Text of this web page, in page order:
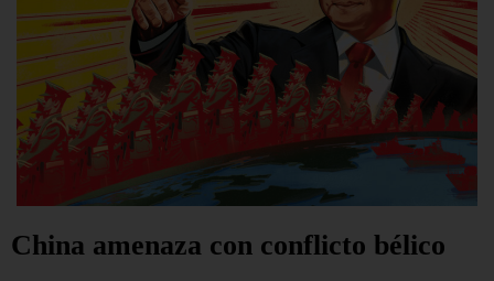
China amenaza con conflicto bélico